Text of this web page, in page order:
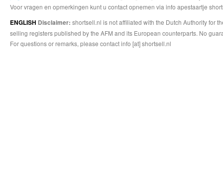
Voor vragen en opmerkingen kunt u contact opnemen via info apestaartje
ENGLISH Disclaimer: shortsell.nl is not affiliated with the Dutch Authority for
selling registers published by the AFM and its European counterparts. No
For questions or remarks, please contact info [at] shortsell.nl